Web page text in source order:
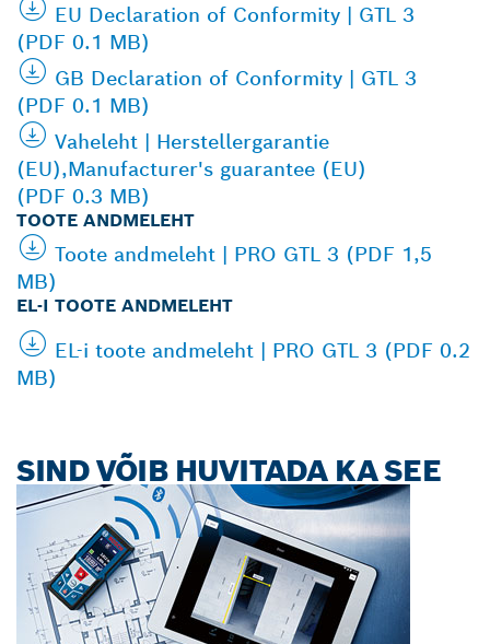
EU Declaration of Conformity | GTL 3
(PDF 0.1 MB)
GB Declaration of Conformity | GTL 3
(PDF 0.1 MB)
Vaheleht | Herstellergarantie
(EU),Manufacturer's guarantee (EU)
(PDF 0.3 MB)
TOOTE ANDMELEHT
Toote andmeleht | PRO GTL 3 (PDF 1,5
MB)
EL-I TOOTE ANDMELEHT
EL-i toote andmeleht | PRO GTL 3 (PDF 0.2
MB)
SIND VÕIB HUVITADA KA SEE